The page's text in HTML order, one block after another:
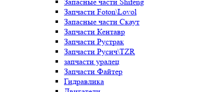
Запчасти Foton\Lovol
Запасные части Скаут
Запчасти Кентавр
Запчасти Рустрак
Запчасти Русич\TZR
запчасти уралец
Запчасти Файтер
Гидравлика